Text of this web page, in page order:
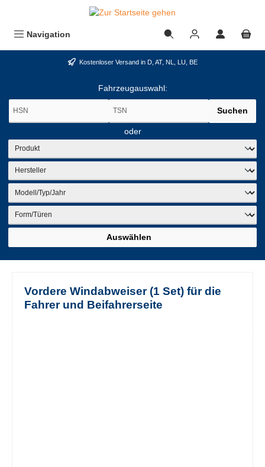
Navigation
Kostenloser Versand in D, AT, NL, LU, BE
Fahrzeugauswahl:
Suchen
oder
Auswählen
Vordere Windabweiser (1 Set) für die
Fahrer und Beifahrerseite